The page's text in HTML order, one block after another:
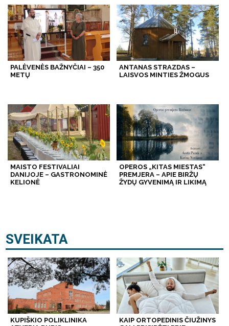
PALĖVENĖS BAŽNYČIAI – 350
METŲ
ANTANAS STRAZDAS –
LAISVOS MINTIES ŽMOGUS
MAISTO FESTIVALIAI
DANIJOJE – GASTRONOMINĖ
KELIONĖ
OPEROS „KITAS MIESTAS“
PREMJERA – APIE BIRŽŲ
ŽYDŲ GYVENIMĄ IR LIKIMĄ
SVEIKATA
KUPIŠKIO POLIKLINIKA
KAIP ORTOPEDINIS ČIUŽINYS